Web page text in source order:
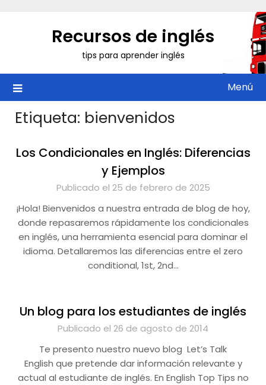
Recursos de inglés
tips para aprender inglés
Menú
Etiqueta: bienvenidos
Los Condicionales en Inglés: Diferencias
y Ejemplos
Publicado el 25 de febrero de 2025
¡Hola! Bienvenidos a nuestra entrada de blog de hoy,
donde repasaremos rápidamente los condicionales
en inglés, una herramienta esencial para dominar el
idioma. Detallaremos las diferencias entre el zero
conditional, 1st, 2nd…
Un blog para los estudiantes de inglés
Publicado el 26 de agosto de 2014
Te presento nuestro nuevo blog Let’s Talk
English que pretende dar información relevante y
actual al estudiante de inglés. En English Top Tips no